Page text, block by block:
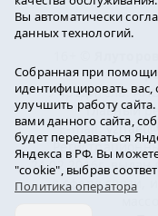
Учредитель:
Главный
E-mail:
24.02.2016г. выдан
в сфере связи,
Вы автоматически
данных технологий.
Собранная при
идентифицировать
улучшить работу
вами данного сайта,
будет передаваться
Яндекса в РФ. Вы
"cookie", выбрав
Политика оператора